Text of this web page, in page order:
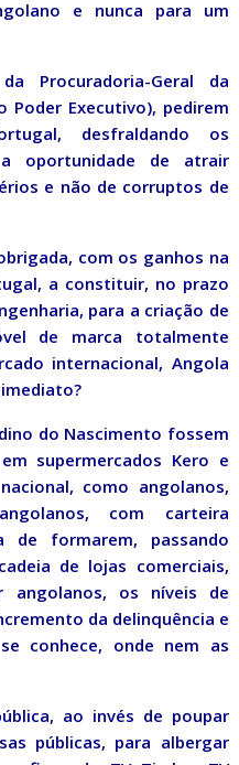
e nunca para um
Procuradoria-Geral da
Poder Executivo), pedirem
desfraldando os
oportunidade de atrair
e não de corruptos de
com os ganhos na
a constituir, no prazo
para a criação de
de marca totalmente
internacional, Angola
do Nascimento fossem
supermercados Kero e
como angolanos,
com carteira
de formarem, passando
de lojas comerciais,
angolanos, os níveis de
da delinquência e
conhece, onde nem as
ao invés de poupar
públicas, para albergar